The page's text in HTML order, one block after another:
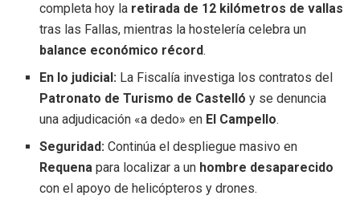
completa hoy la retirada de 12 kilómetros de vallas
tras las Fallas, mientras la hostelería celebra un
balance económico récord.
En lo judicial: La Fiscalía investiga los contratos del
Patronato de Turismo de Castelló y se denuncia
una adjudicación «a dedo» en El Campello.
Seguridad: Continúa el despliegue masivo en
Requena para localizar a un hombre desaparecido
con el apoyo de helicópteros y drones.